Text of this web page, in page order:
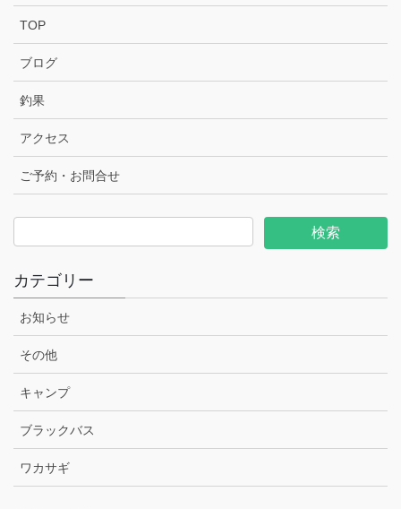
TOP
ブログ
釣果
アクセス
ご予約・お問合せ
カテゴリー
お知らせ
その他
キャンプ
ブラックバス
ワカサギ